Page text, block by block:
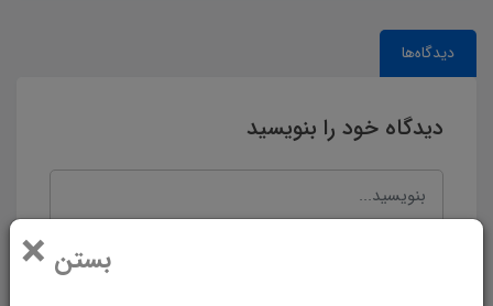
بستن ×
دیدگاه‌ها
دیدگاه خود را بنویسید